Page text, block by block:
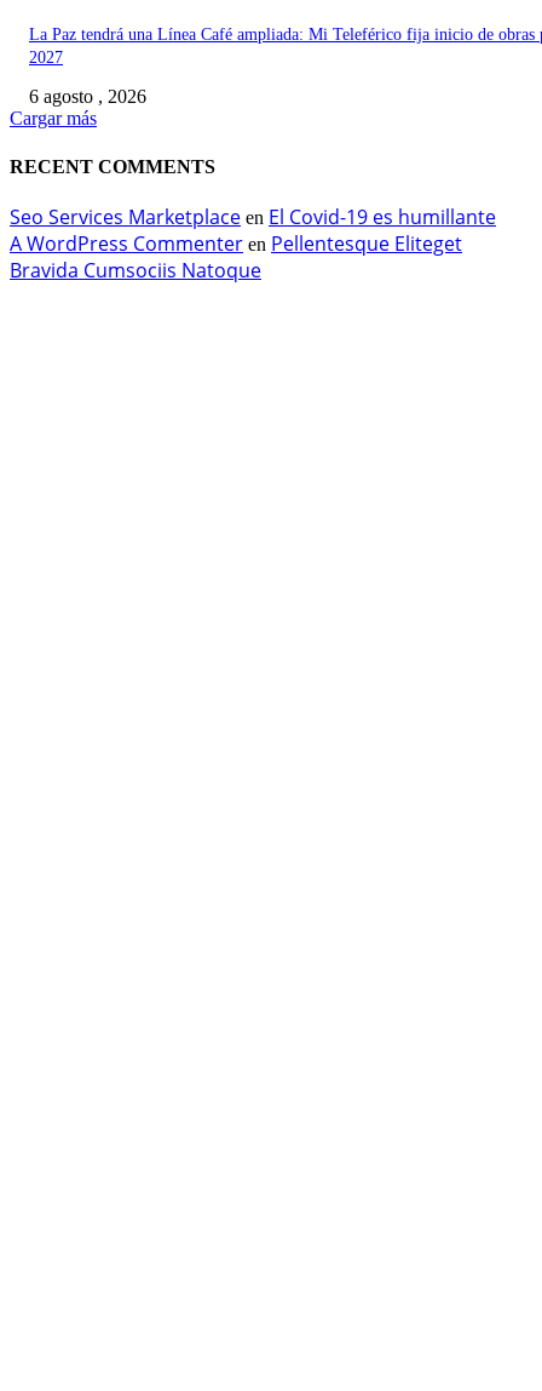
La Paz tendrá una Línea Café ampliada: Mi Teleférico fija inicio de obras
2027
6 agosto , 2026
Cargar más
RECENT COMMENTS
Seo Services Marketplace en El Covid-19 es humillante
A WordPress Commenter en Pellentesque Eliteget
Bravida Cumsociis Natoque